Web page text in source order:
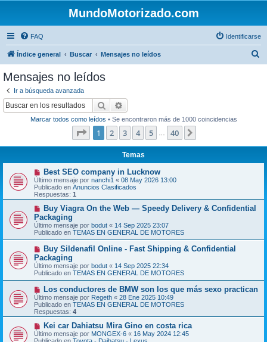
MundoMotorizado.com
FAQ Identificarse
Índice general Buscar Mensajes no leídos
Mensajes no leídos
Ir a búsqueda avanzada
Buscar
Marcar todos como leídos • Se encontraron más de 1000 coincidencias
Página de 40
1 2 3 4 5 40
Temas
N
u
e
v
o
m
e
n
s
a
j
Best SEO company in Lucknow
Último mensaje por nanchi1 « 08 May 2026 13:00
Publicado en Anuncios Clasificados
Respuestas: 1
N
e
v
o
m
n
s
a
e
Buy Viagra On the Web — Speedy Delivery & Confidential
Packaging
Último mensaje por bodut « 14 Sep 2025 23:07
Publicado en TEMAS EN GENERAL DE MOTORES
N
e
v
o
m
n
s
a
j
Buy Sildenafil Online - Fast Shipping & Confidential
Packaging
Último mensaje por bodut « 14 Sep 2025 22:34
Publicado en TEMAS EN GENERAL DE MOTORES
N
u
e
v
o
m
e
n
Los conductores de BMW son los que más sexo practican
Último mensaje por Regeth « 28 Ene 2025 10:49
Publicado en TEMAS EN GENERAL DE MOTORES
Respuestas: 4
N
u
e
Kei car Dahiatsu Mira Gino en costa rica
Último mensaje por MONGEX-6 « 16 May 2024 12:45
Publicado en Toyota - Daihatsu - Lexus